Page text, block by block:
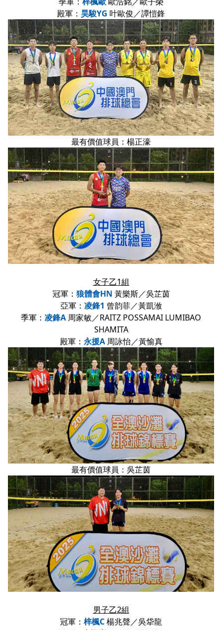
殿軍： 昊駿YG 叶歐俊／譚愷鋒
最有價值球員：楊正濠
女子乙1組
冠軍： 狼體會HN 黃樂斯／吳芷茵
亞軍： 凌鋒1 曾韵菲／黃凱浟
季軍： 凌鋒A 周家敏／RAITZ POSSAMAI LUMIBAO
SHAMITA
殿軍： 永援A周詠怡／黃愉真
最有價值球員：吳芷茵
男子乙2組
冠軍： 梓楓C楊兆聲／吳牮龍